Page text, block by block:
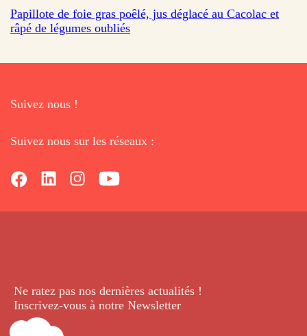
Papillote de foie gras poêlé, jus déglacé au Cacolac et
râpé de légumes oubliés
Suivez nous !
Suivez nous sur les réseaux :
Ne ratez pas nos dernières actualités !
Inscrivez-vous à notre Newsletter.